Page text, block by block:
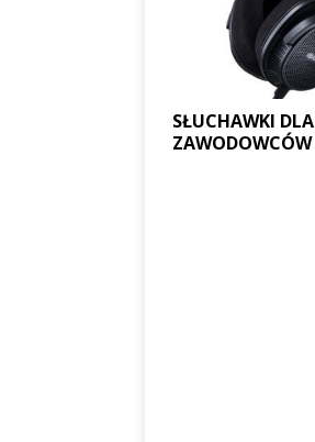
SŁUCHAWKI DLA
ZAWODOWCÓW